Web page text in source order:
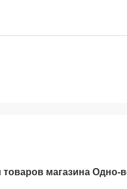
магазина Одно-